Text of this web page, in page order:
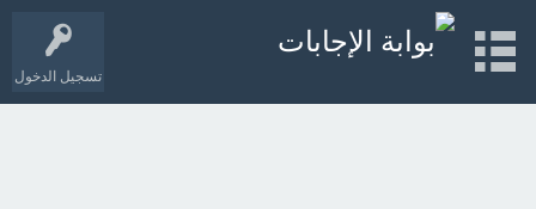
تسجيل الدخول